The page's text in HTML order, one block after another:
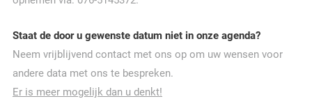
Staat de door u gewenste datum niet in onze agenda?
Neem vrijblijvend contact met ons op om uw wensen voor
andere data met ons te bespreken.
Er is meer mogelijk dan u denkt!